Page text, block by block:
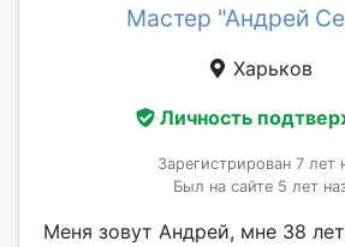
Мастер "Андрей
Харьков
Личность
Зарегистрирован 7 лет
Был на сайте 5 лет
Меня зовут Андрей, мне 38